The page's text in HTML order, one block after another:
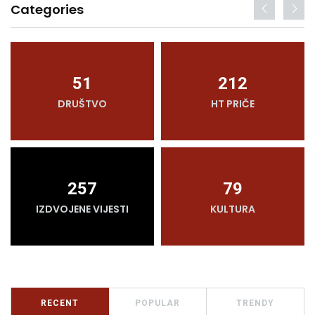
Categories
51
DRUŠTVO
212
HT PRIČE
257
IZDVOJENE VIJESTI
79
KULTURA
RECENT POPULAR TRENDY